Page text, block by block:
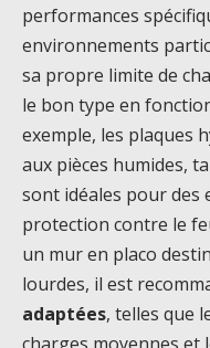
performances
environnements
sa propre limite de
le bon type en
exemple, les plaques
aux pièces humides,
sont idéales pour des
protection contre le
un mur en placo
lourdes, il est
adaptées, telles que